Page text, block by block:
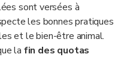
sont versées à
les bonnes pratiques
et le bien-être animal.
la fin des quotas